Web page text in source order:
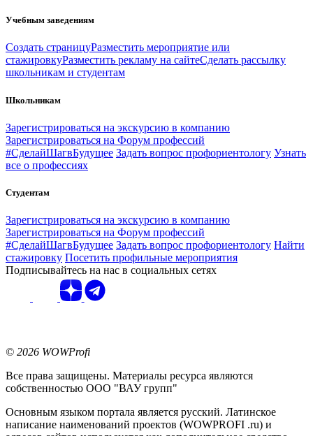
Учебным заведениям
Создать страницуРазместить мероприятие или
стажировкуРазместить рекламу на сайтеСделать рассылку
школьникам и студентам
Школьникам
Зарегистрироваться на экскурсию в компанию
Зарегистрироваться на Форум профессий
#СделайШагвБудущее Задать вопрос профориентологу Узнать
все о профессиях
Студентам
Зарегистрироваться на экскурсию в компанию
Зарегистрироваться на Форум профессий
#СделайШагвБудущее Задать вопрос профориентологу Найти
стажировку Посетить профильные мероприятия
Подписывайтесь на нас в социальных сетях
© 2026 WOWProfi
Все права защищены. Материалы ресурса являются
собственностью ООО "ВАУ групп"
Основным языком портала является русский. Латинское
написание наименований проектов (WOWPROFI .ru) и